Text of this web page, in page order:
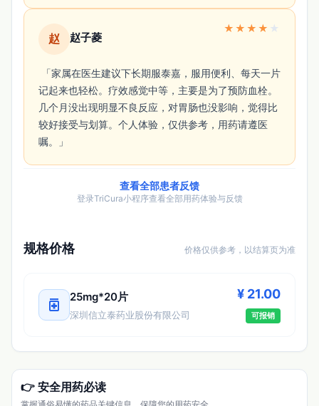
赵 赵子菱
★ ★ ★ ★ ★
记起来也轻松。疗效感觉中等，主要是为了预防血栓。
几个月没出现明显不良反应，对胃肠也没影响，觉得比
较好接受与划算。个人体验，仅供参考，用药请遵医
嘱。」
查看全部患者反馈
登录TriCura小程序查看全部用药体验与反馈
规格价格 价格仅供参考，以结算页为准
medication 25mg*20片
深圳信立泰药业股份有限公司
¥ 21.00
可报销
👉 安全用药必读